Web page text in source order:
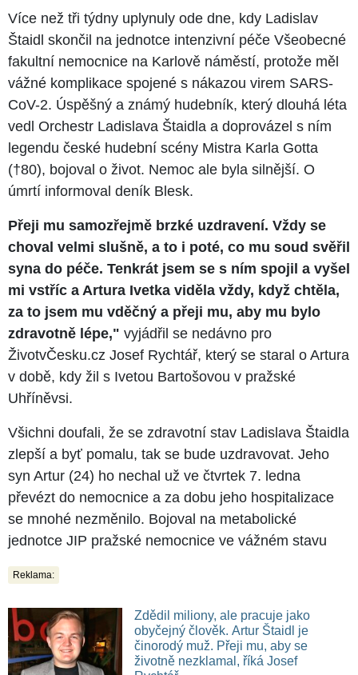
Více než tři týdny uplynuly ode dne, kdy Ladislav
Štaidl skončil na jednotce intenzivní péče Všeobecné
fakultní nemocnice na Karlově náměstí, protože měl
vážné komplikace spojené s nákazou virem SARS-
CoV-2. Úspěšný a známý hudebník, který dlouhá léta
vedl Orchestr Ladislava Štaidla a doprovázel s ním
legendu české hudební scény Mistra Karla Gotta
(†80), bojoval o život. Nemoc ale byla silnější. O
úmrtí informoval deník Blesk.
Přeji mu samozřejmě brzké uzdravení. Vždy se
choval velmi slušně, a to i poté, co mu soud svěřil
syna do péče. Tenkrát jsem se s ním spojil a vyšel
mi vstříc a Artura Ivetka viděla vždy, když chtěla,
za to jsem mu vděčný a přeji mu, aby mu bylo
zdravotně lépe," vyjádřil se nedávno pro
ŽivotvČesku.cz Josef Rychtář, který se staral o Artura
v době, kdy žil s Ivetou Bartošovou v pražské
Uhříněvsi.
Všichni doufali, že se zdravotní stav Ladislava Štaidla
zlepší a byť pomalu, tak se bude uzdravovat. Jeho
syn Artur (24) ho nechal už ve čtvrtek 7. ledna
převézt do nemocnice a za dobu jeho hospitalizace
se mnohé nezměnilo. Bojoval na metabolické
jednotce JIP pražské nemocnice ve vážném stavu
Reklama:
Zdědil miliony, ale pracuje jako
obyčejný člověk. Artur Štaidl je
činorodý muž. Přeji mu, aby se
životně nezklamal, říká Josef